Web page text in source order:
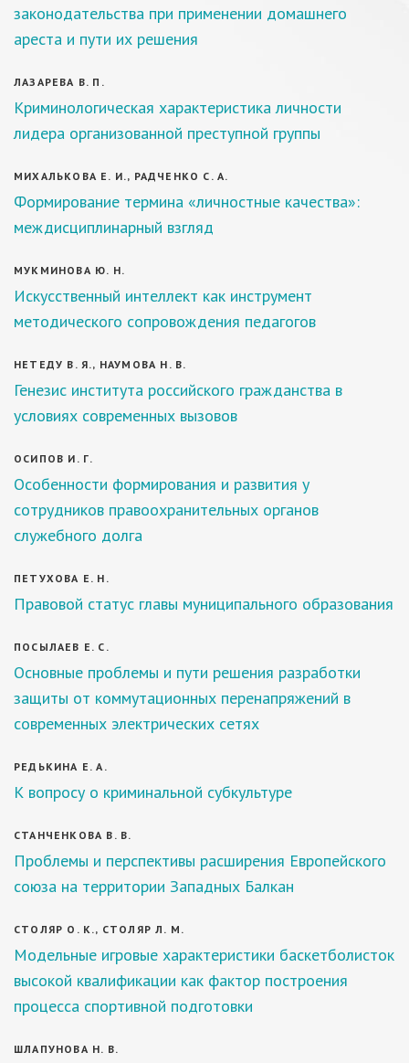
законодательства при применении домашнего
ареста и пути их решения
ЛАЗАРЕВА В. П.
Криминологическая характеристика личности
лидера организованной преступной группы
МИХАЛЬКОВА Е. И., РАДЧЕНКО С. А.
Формирование термина «личностные качества»:
междисциплинарный взгляд
МУКМИНОВА Ю. Н.
Искусственный интеллект как инструмент
методического сопровождения педагогов
НЕТЕДУ В. Я., НАУМОВА Н. В.
Генезис института российского гражданства в
условиях современных вызовов
ОСИПОВ И. Г.
Особенности формирования и развития у
сотрудников правоохранительных органов
служебного долга
ПЕТУХОВА Е. Н.
Правовой статус главы муниципального образования
ПОСЫЛАЕВ Е. С.
Основные проблемы и пути решения разработки
защиты от коммутационных перенапряжений в
современных электрических сетях
РЕДЬКИНА Е. А.
К вопросу о криминальной субкультуре
СТАНЧЕНКОВА В. В.
Проблемы и перспективы расширения Европейского
союза на территории Западных Балкан
СТОЛЯР О. К., СТОЛЯР Л. М.
Модельные игровые характеристики баскетболисток
высокой квалификации как фактор построения
процесса спортивной подготовки
ШЛАПУНОВА Н. В.